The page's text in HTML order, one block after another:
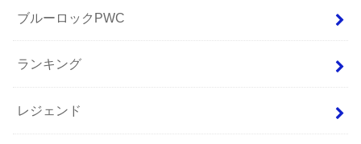
ブルーロックPWC
ランキング
レジェンド